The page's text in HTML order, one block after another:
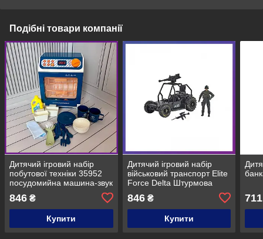
Подібні товари компанії
Дитячий ігровий набір
побутової техніки 35952
посудомийна машина-звук
846 ₴
Купити
Дитячий ігровий набір
військовий транспорт Elite
Force Delta Штурмова
846₴
Купити
711